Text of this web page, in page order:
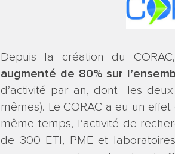
Depuis la création du
augmenté de 80% sur
d’activité par an, dont les
mêmes). Le CORAC a eu un
même temps, l’activité de
de 300 ETI, PME et